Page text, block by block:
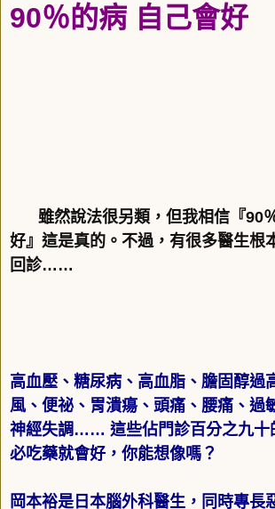
90％的病 自己會好
雖然說法很另類，但我相信『90
好』這是真的。不過，有很多醫生根
回診……
高血壓、糖尿病、高血脂、膽固醇過
風、便祕、胃潰瘍、頭痛、腰痛、過
神經失調 …… 這些佔門診百分之九
必吃藥就會好，你能想像嗎？
岡本裕是日本腦外科醫生，同時專長